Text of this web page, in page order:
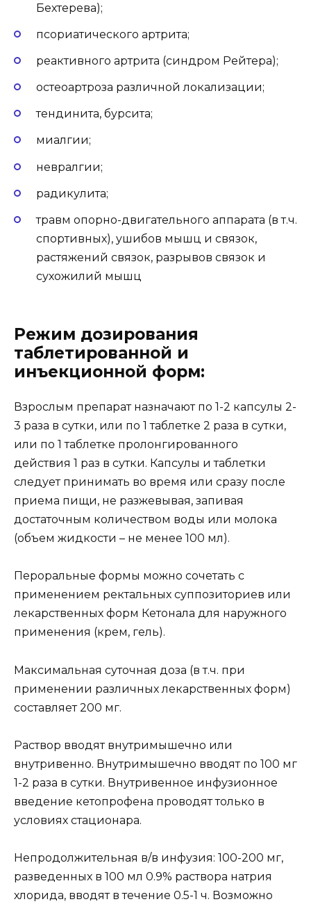
Бехтерева);
псориатического артрита;
реактивного артрита (синдром Рейтера);
остеоартроза различной локализации;
тендинита, бурсита;
миалгии;
невралгии;
радикулита;
травм опорно-двигательного аппарата (в т.ч.
спортивных), ушибов мышц и связок,
растяжений связок, разрывов связок и
сухожилий мышц
Режим дозирования
таблетированной и
инъекционной форм:
Взрослым препарат назначают по 1-2 капсулы 2-
3 раза в сутки, или по 1 таблетке 2 раза в сутки,
или по 1 таблетке пролонгированного
действия 1 раз в сутки. Капсулы и таблетки
следует принимать во время или сразу после
приема пищи, не разжевывая, запивая
достаточным количеством воды или молока
(объем жидкости – не менее 100 мл).
Пероральные формы можно сочетать с
применением ректальных суппозиториев или
лекарственных форм Кетонала для наружного
применения (крем, гель).
Максимальная суточная доза (в т.ч. при
применении различных лекарственных форм)
составляет 200 мг.
Раствор вводят внутримышечно или
внутривенно. Внутримышечно вводят по 100 мг
1-2 раза в сутки. Внутривенное инфузионное
введение кетопрофена проводят только в
условиях стационара.
Непродолжительная в/в инфузия: 100-200 мг,
разведенных в 100 мл 0.9% раствора натрия
хлорида, вводят в течение 0.5-1 ч. Возможно